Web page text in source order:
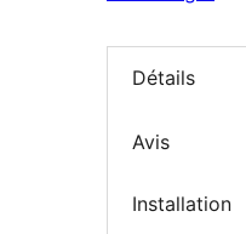
Détails
Avis
Installation